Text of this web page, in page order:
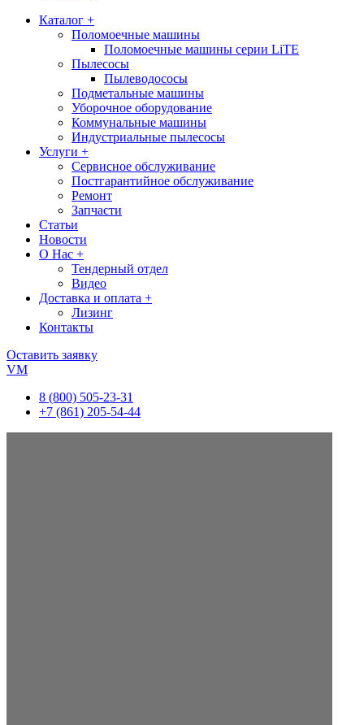
Каталог +
Поломоечные машины
Поломоечные машины серии LiTE
Пылесосы
Пылеводососы
Подметальные машины
Уборочное оборудование
Коммунальные машины
Индустриальные пылесосы
Услуги +
Сервисное обслуживание
Постгарантийное обслуживание
Ремонт
Запчасти
Статьи
Новости
О Нас +
Тендерный отдел
Видео
Доставка и оплата +
Лизинг
Контакты
Оставить заявку
VM
8 (800) 505-23-31
+7 (861) 205-54-44